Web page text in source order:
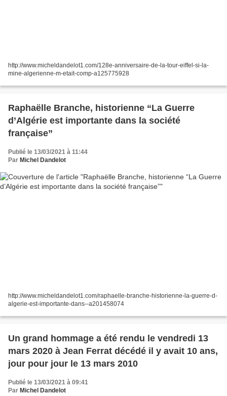
http://www.micheldandelot1.com/128e-anniversaire-de-la-tour-eiffel-si-la-
mine-algerienne-m-etait-comp-a125775928
Raphaëlle Branche, historienne “La Guerre
d’Algérie est importante dans la société
française”
Publié le 13/03/2021 à 11:44
Par Michel Dandelot
http://www.micheldandelot1.com/raphaelle-branche-historienne-la-guerre-d-
algerie-est-importante-dans--a201458074
Un grand hommage a été rendu le vendredi 13
mars 2020 à Jean Ferrat décédé il y avait 10 ans,
jour pour jour le 13 mars 2010
Publié le 13/03/2021 à 09:41
Par Michel Dandelot